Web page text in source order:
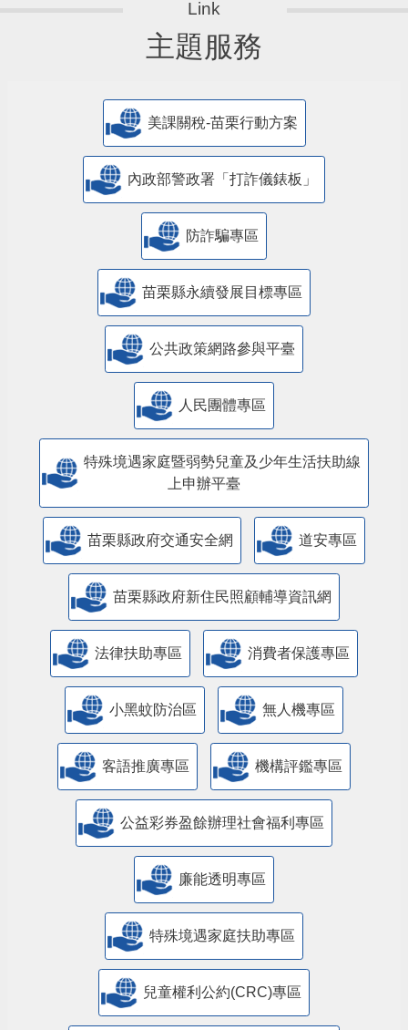
主題服務
美課關稅-苗栗行動方案
內政部警政署「打詐儀錶板」
防詐騙專區
苗栗縣永續發展目標專區
公共政策網路參與平臺
人民團體專區
特殊境遇家庭暨弱勢兒童及少年生活扶助線
上申辦平臺
苗栗縣政府交通安全網 道安專區
苗栗縣政府新住民照顧輔導資訊網
法律扶助專區 消費者保護專區
小黑蚊防治區 無人機專區
客語推廣專區 機構評鑑專區
公益彩券盈餘辦理社會福利專區
廉能透明專區
特殊境遇家庭扶助專區
兒童權利公約(CRC)專區